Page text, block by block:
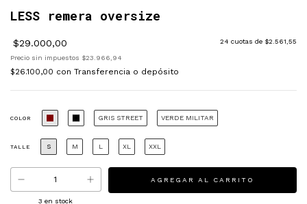
LESS remera oversize
$29.000,00 24 cuotas de $2.561,55
Precio sin impuestos $23.966,94
$26.100,00 con Transferencia o depósito
COLOR GRIS STREET VERDE MILITAR
TALLE S M L XL XXL
3 en stock